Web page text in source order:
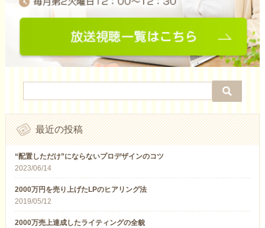
最近の投稿
“配置しただけ”にならないプロデザインのコツ
2023/06/14
2000万円を売り上げたLPのヒアリング法
2019/05/12
2000万売上達成したライティングの全貌